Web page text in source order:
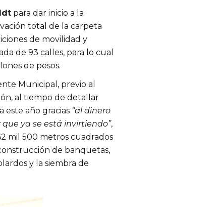
para dar inicio a la
total de la carpeta
de movilidad y
de 93 calles, para lo cual
de pesos.
Municipal, previo al
al tiempo de detallar
este año gracias “al dinero
ya se está invirtiendo”,
mil 500 metros cuadrados
de banquetas,
y la siembra de